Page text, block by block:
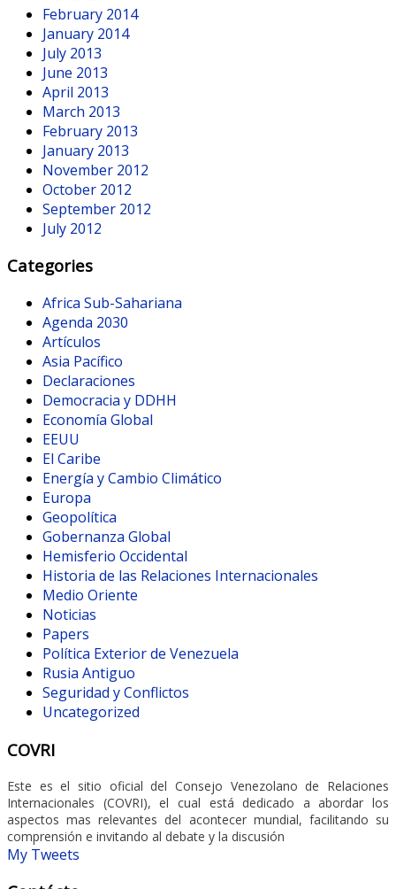
February 2014
January 2014
July 2013
June 2013
April 2013
March 2013
February 2013
January 2013
November 2012
October 2012
September 2012
July 2012
Categories
Africa Sub-Sahariana
Agenda 2030
Artículos
Asia Pacífico
Declaraciones
Democracia y DDHH
Economía Global
EEUU
El Caribe
Energía y Cambio Climático
Europa
Geopolítica
Gobernanza Global
Hemisferio Occidental
Historia de las Relaciones Internacionales
Medio Oriente
Noticias
Papers
Política Exterior de Venezuela
Rusia Antiguo
Seguridad y Conflictos
Uncategorized
COVRI
Este es el sitio oficial del Consejo Venezolano de Relaciones
Internacionales (COVRI), el cual está dedicado a abordar los
aspectos mas relevantes del acontecer mundial, facilitando su
comprensión e invitando al debate y la discusión
My Tweets